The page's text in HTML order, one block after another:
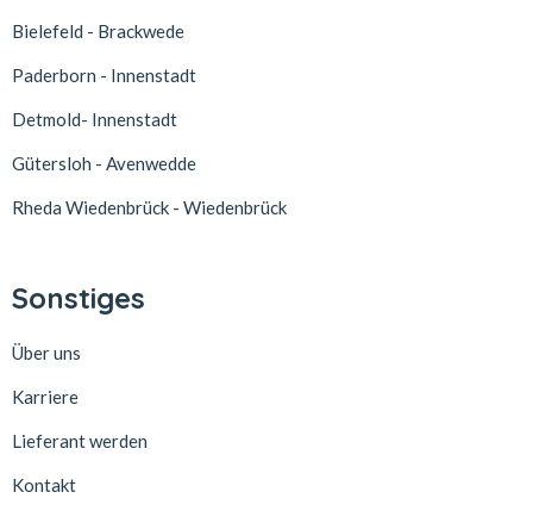
Bielefeld - Brackwede
Paderborn - Innenstadt
Detmold- Innenstadt
Gütersloh - Avenwedde
Rheda Wiedenbrück - Wiedenbrück
Sonstiges
Über uns
Karriere
Lieferant werden
Kontakt